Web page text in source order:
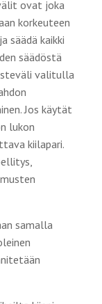
ovat joka
korkeuteen
säädä kaikki
säädöstä
valitulla
Jos käytät
lukon
kiilapari.
samalla